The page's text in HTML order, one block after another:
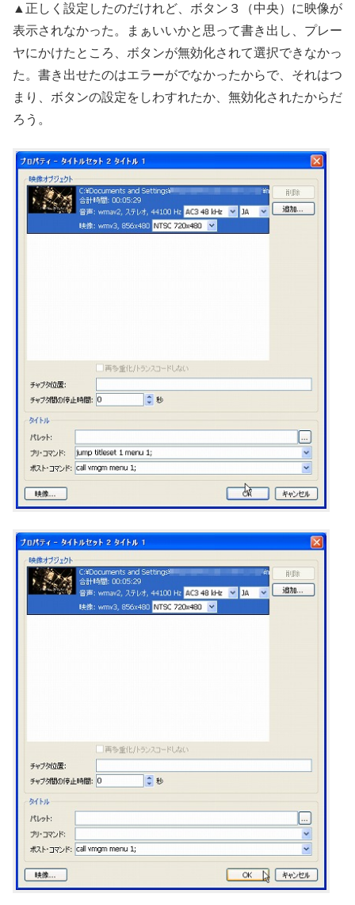
▲正しく設定したのだけれど、ボタン３（中央）に映像が
表示されなかった。まぁいいかと思って書き出し、プレー
ヤにかけたところ、ボタンが無効化されて選択できなかっ
た。書き出せたのはエラーがでなかったからで、それはつ
まり、ボタンの設定をしわすれたか、無効化されたからだ
ろう。